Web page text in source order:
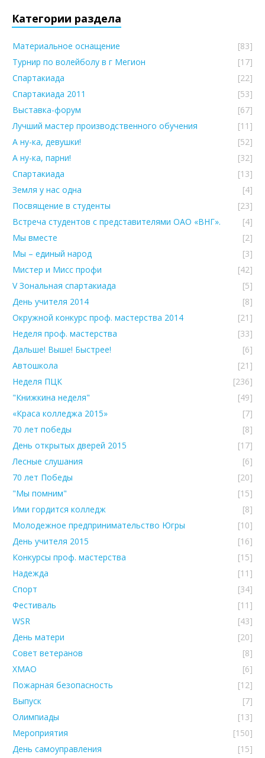
Категории раздела
Материальное оснащение
[83]
Турнир по волейболу в г Мегион
[17]
Спартакиада
[22]
Спартакиада 2011
[53]
Выставка-форум
[67]
Лучший мастер производственного обучения
[11]
А ну-ка, девушки!
[52]
А ну-ка, парни!
[32]
Спартакиада
[13]
Земля у нас одна
[4]
Посвящение в студенты
[23]
Встреча студентов с представителями ОАО «ВНГ».
[4]
Мы вместе
[2]
Мы – единый народ
[3]
Мистер и Мисс профи
[42]
V Зональная спартакиада
[5]
День учителя 2014
[8]
Окружной конкурс проф. мастерства 2014
[21]
Неделя проф. мастерства
[33]
Дальше! Выше! Быстрее!
[6]
Автошкола
[21]
Неделя ПЦК
[236]
"Книжкина неделя"
[49]
«Краса колледжа 2015»
[7]
70 лет победы
[8]
День открытых дверей 2015
[17]
Лесные слушания
[6]
70 лет Победы
[20]
"Мы помним"
[15]
Ими гордится колледж
[8]
Молодежное предпринимательство Югры
[10]
День учителя 2015
[16]
Конкурсы проф. мастерства
[15]
Надежда
[11]
Спорт
[34]
Фестиваль
[11]
WSR
[43]
День матери
[20]
Совет ветеранов
[8]
ХМАО
[6]
Пожарная безопасность
[12]
Выпуск
[7]
Олимпиады
[13]
Мероприятия
[150]
День самоуправления
[15]